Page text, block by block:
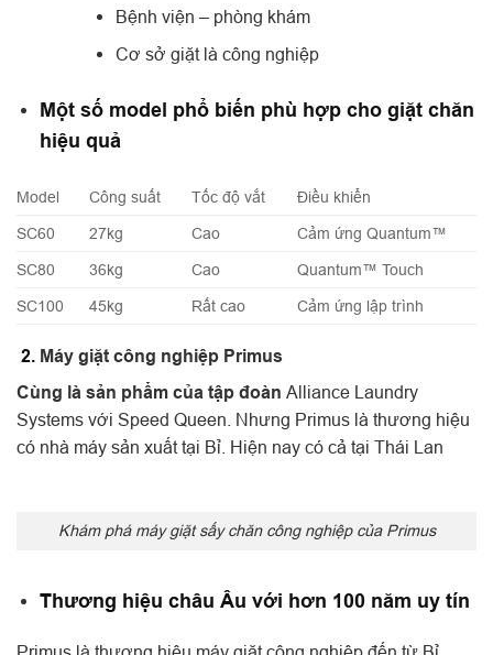
Bệnh viện – phòng khám
Cơ sở giặt là công nghiệp
Một số model phổ biến phù hợp cho giặt chăn
hiệu quả
Model Công suất Tốc độ vắt Điều khiển
SC60 27kg Cao Cảm ứng Quantum™
SC80 36kg Cao Quantum™ Touch
SC100 45kg Rất cao Cảm ứng lập trình
2. Máy giặt công nghiệp Primus
Cùng là sản phẩm của tập đoàn Alliance Laundry
Systems với Speed Queen. Nhưng Primus là thương hiệu
có nhà máy sản xuất tại Bỉ. Hiện nay có cả tại Thái Lan
Khám phá máy giặt sấy chăn công nghiệp của Primus
Thương hiệu châu Âu với hơn 100 năm uy tín